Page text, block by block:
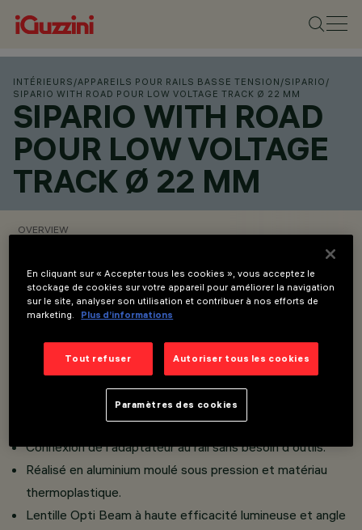
INTÉRIEURS /APPAREILS POUR RAILS BASSE TENSION /SIPARIO /
SIPARIO WITH ROAD POUR LOW VOLTAGE TRACK Ø 22 MM
SIPARIO WITH ROAD
POUR LOW VOLTAGE
TRACK Ø 22 MM
OVERVIEW
VOIR LES CODES DES PRODUITS
Overview
Installation sur rail Basse Tension 48V.
Projecteurs miniaturisés avec DC/DC intégré dissimulé
dans l'adaptateur.
Connexion de l'adaptateur au rail sans besoin d'outils.
Réalisé en aluminium moulé sous pression et matériau
thermoplastique.
Lentille Opti Beam à haute efficacité lumineuse et angle
En cliquant sur « Accepter tous les cookies », vous acceptez le
stockage de cookies sur votre appareil pour améliorer la navigation
sur le site, analyser son utilisation et contribuer à nos efforts de
marketing.
Plus d’informations
Tout refuser Autoriser tous les cookies
Paramètres des cookies